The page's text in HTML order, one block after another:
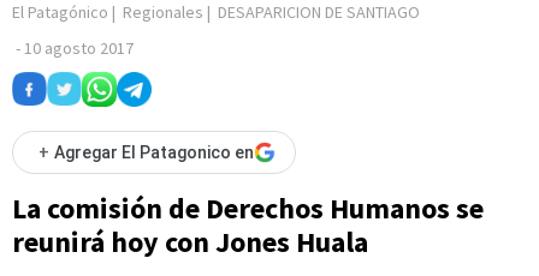
El Patagónico | Regionales | DESAPARICION DE SANTIAGO
- 10 agosto 2017
+ Agregar El Patagonico en
La comisión de Derechos Humanos se
reunirá hoy con Jones Huala